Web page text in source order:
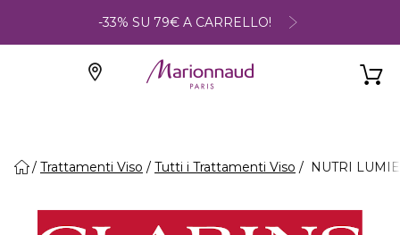
-33% SU 79€ A CARRELLO!
Trattamenti Viso Tutti i Trattamenti Viso NUTRI